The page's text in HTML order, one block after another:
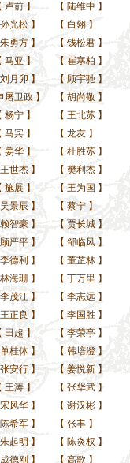
卢前】 【 陆维中 】
孙光松】 【 白翎 】
朱勇方】 【 钱松君 】
马亚 】 【 崔寒柏 】
刘月卯 】 【 顾宇驰 】
屠卫政】 【 胡尚敬 】
杨宁】 【 王北苏 】
马宾】 【 龙友 】
姜华】 【 杜胜苏 】
王世杰】 【 樊利杰 】
施展 】 【 王为国 】
吴景辰 】 【 蔡宁 】
赖智豪】 【 贾长城 】
顾严平】 【 邹临风 】
李德利 】 【 董芷林 】
林海珊】 【 丁万里 】
李茂江】 【 李志远 】
王正良 】 【 李国胜 】
田超 】 【 李荣亭 】
单桂体】 【 韩培澄 】
张安行】 【 姜悦新 】
王涛】 【 张华武 】
宋风华】 【 谢汉彬 】
陈希军】 【 张丰 】
朱起明 】 【 陈炎权 】
成德刚 】 【 高歌 】